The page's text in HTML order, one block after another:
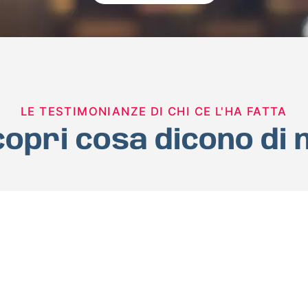
LE TESTIMONIANZE DI CHI CE L'HA FATTA
cosa dicono di